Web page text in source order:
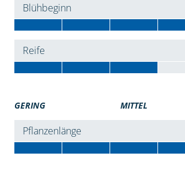
Blühbeginn
Reife
GERING MITTEL
Pflanzenlänge